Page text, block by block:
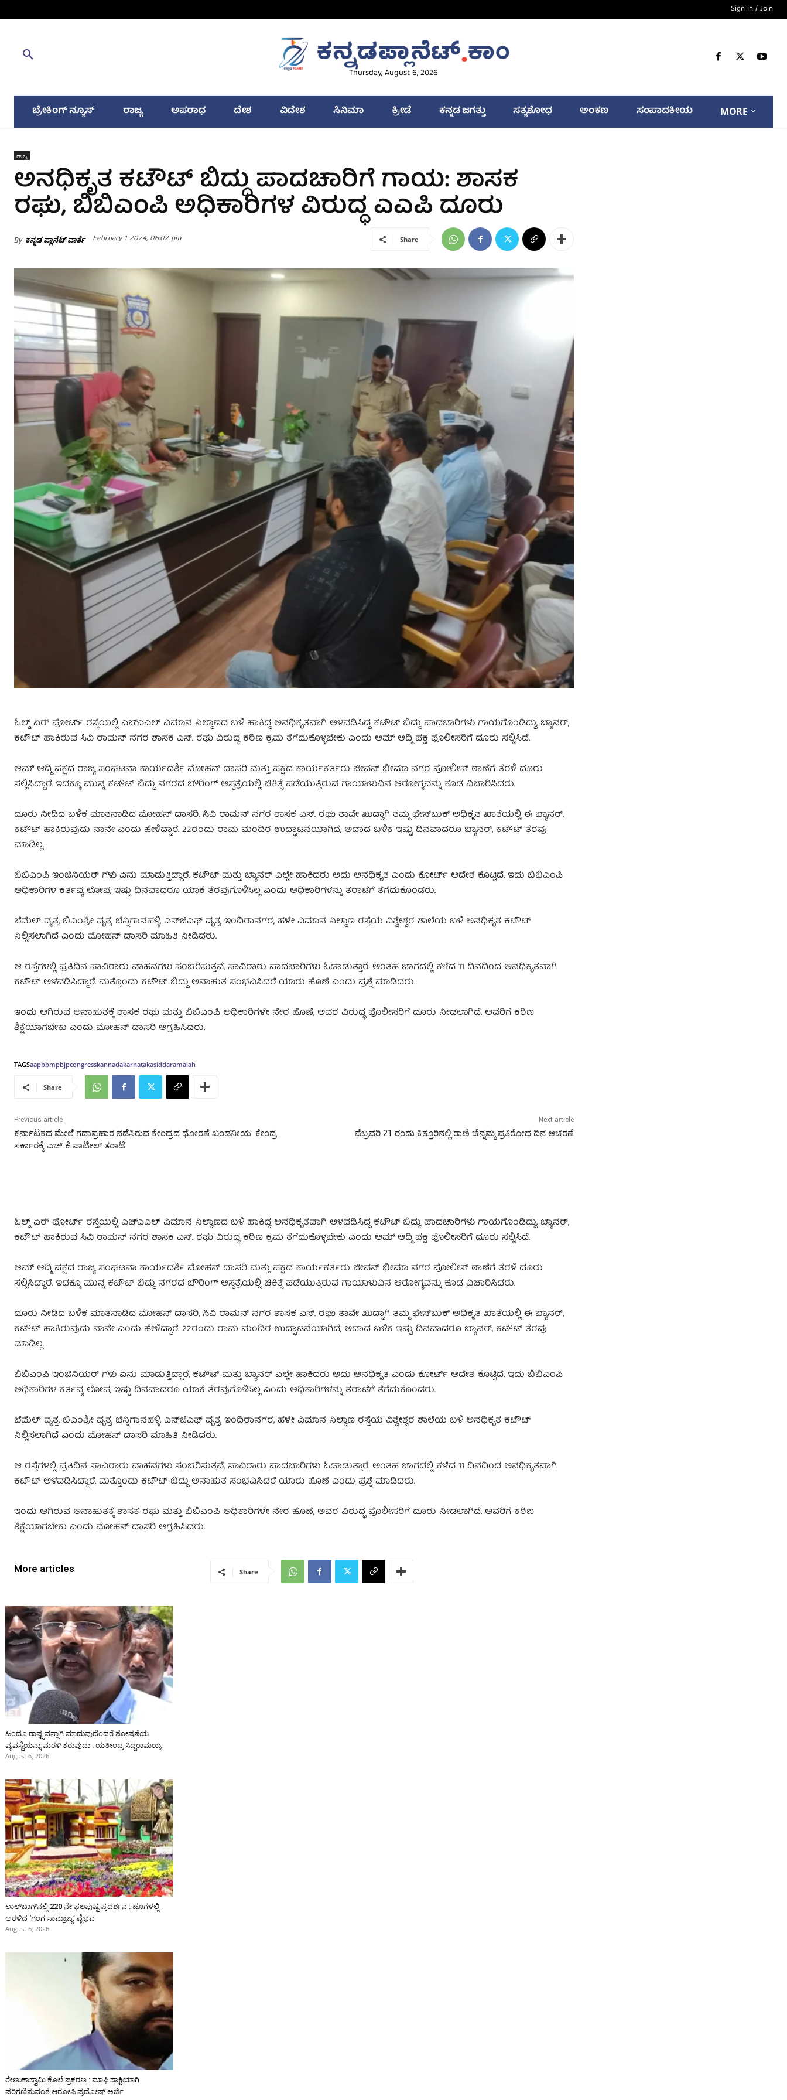
Sign in / Join
Thursday, August 6, 2026
ಬ್ರೇಕಿಂಗ್ ನ್ಯೂಸ್ ರಾಜ್ಯ ಅಪರಾಧ ದೇಶ ವಿದೇಶ ಸಿನಿಮಾ ಕ್ರೀಡೆ ಕನ್ನಡ ಜಗತ್ತು ಸತ್ಯಶೋಧ ಅಂಕಣ ಸಂಪಾದಕೀಯ MORE
ರಾಜ್ಯ
ಅನಧಿಕೃತ ಕಟೌಟ್ ಬಿದ್ದು ಪಾದಚಾರಿಗೆ ಗಾಯ: ಶಾಸಕ
ರಘು, ಬಿಬಿಎಂಪಿ ಅಧಿಕಾರಿಗಳ ವಿರುದ್ಧ ಎಎಪಿ ದೂರು
By ಕನ್ನಡ ಪ್ಲಾನೆಟ್ ವಾರ್ತೆ February 1 2024, 06:02 pm Share
ಓಲ್ಡ್ ಏರ್‍ ಪೋರ್ಟ್ ರಸ್ತೆಯಲ್ಲಿ ಎಚ್ಎಎಲ್ ವಿಮಾನ ನಿಲ್ದಾಣದ ಬಳಿ ಹಾಕಿದ್ದ ಅನಧಿಕೃತವಾಗಿ ಅಳವಡಿಸಿದ್ದ ಕಟೌಟ್ ಬಿದ್ದು ಪಾದಚಾರಿಗಳು ಗಾಯಗೊಂಡಿದ್ದು, ಬ್ಯಾನರ್,
ಕಟೌಟ್ ಹಾಕಿರುವ ಸಿವಿ ರಾಮನ್ ನಗರ ಶಾಸಕ ಎಸ್‌. ರಘು ವಿರುದ್ಧ ಕಠಿಣ ಕ್ರಮ ತೆಗೆದುಕೊಳ್ಳಬೇಕು ಎಂದು ಆಮ್ ಆದ್ಮಿ ಪಕ್ಷ ಪೊಲೀಸರಿಗೆ ದೂರು ಸಲ್ಲಿಸಿದೆ.
ಆಮ್ ಆದ್ಮಿ ಪಕ್ಷದ ರಾಜ್ಯ ಸಂಘಟನಾ ಕಾರ್ಯದರ್ಶಿ ಮೋಹನ್ ದಾಸರಿ ಮತ್ತು ಪಕ್ಷದ ಕಾರ್ಯಕರ್ತರು ಜೀವನ್ ಭೀಮಾ ನಗರ ಪೋಲೀಸ್ ಠಾಣೆಗೆ ತೆರಳಿ ದೂರು
ಸಲ್ಲಿಸಿದ್ದಾರೆ. ಇದಕ್ಕೂ ಮುನ್ನ ಕಟೌಟ್ ಬಿದ್ದು ನಗರದ ಬೌರಿಂಗ್ ಆಸ್ಪತ್ರೆಯಲ್ಲಿ ಚಿಕಿತ್ಸೆ ಪಡೆಯುತ್ತಿರುವ ಗಾಯಾಳುವಿನ ಆರೋಗ್ಯವನ್ನು ಕೂಡ ವಿಚಾರಿಸಿದರು.
ದೂರು ನೀಡಿದ ಬಳಿಕ ಮಾತನಾಡಿದ ಮೋಹನ್ ದಾಸರಿ, ಸಿವಿ ರಾಮನ್ ನಗರ ಶಾಸಕ ಎಸ್‌. ರಘು ತಾವೇ ಖುದ್ದಾಗಿ ತಮ್ಮ ಫೇಸ್‌ಬುಕ್ ಅಧಿಕೃತ ಖಾತೆಯಲ್ಲಿ ಈ ಬ್ಯಾನರ್,
ಕಟೌಟ್ ಹಾಕಿರುವುದು ನಾನೇ ಎಂದು ಹೇಳಿದ್ದಾರೆ. 22ರಂದು ರಾಮ ಮಂದಿರ ಉದ್ಘಾಟನೆಯಾಗಿದೆ, ಅದಾದ ಬಳಿಕ ಇಷ್ಟು ದಿನವಾದರೂ ಬ್ಯಾನರ್, ಕಟೌಟ್ ತೆರವು
ಮಾಡಿಲ್ಲ.
ಬಿಬಿಎಂಪಿ ಇಂಜಿನಿಯರ್ ಗಳು ಏನು ಮಾಡುತ್ತಿದ್ದಾರೆ, ಕಟೌಟ್‌ ಮತ್ತು ಬ್ಯಾನರ್ ಎಲ್ಲೇ ಹಾಕಿದರು ಅದು ಅನಧಿಕೃತ ಎಂದು ಕೋರ್ಟ್ ಆದೇಶ ಕೊಟ್ಟಿದೆ. ಇದು ಬಿಬಿಎಂಪಿ
ಅಧಿಕಾರಿಗಳ ಕರ್ತವ್ಯ ಲೋಪ, ಇಷ್ಟು ದಿನವಾದರೂ ಯಾಕೆ ತೆರವುಗೊಳಿಸಿಲ್ಲ ಎಂದು ಅಧಿಕಾರಿಗಳನ್ನು ತರಾಟೆಗೆ ತೆಗೆದುಕೊಂಡರು.
ಬೆಮೆಲ್ ವೃತ್ತ, ಬಿಎಂಶ್ರೀ ವೃತ್ತ, ಬೆನ್ನಿಗಾನಹಳ್ಳಿ, ಎನ್‌ಜಿಎಫ್ ವೃತ್ತ, ಇಂದಿರಾನಗರ, ಹಳೇ ವಿಮಾನ ನಿಲ್ದಾಣ ರಸ್ತೆಯ ವಿಶ್ವೇಶ್ವರ ಶಾಲೆಯ ಬಳಿ ಅನಧಿಕೃತ ಕಟೌಟ್
ನಿಲ್ಲಿಸಲಾಗಿದೆ ಎಂದು ಮೋಹನ್ ದಾಸರಿ ಮಾಹಿತಿ ನೀಡಿದರು.
ಆ ರಸ್ತೆಗಳಲ್ಲಿ ಪ್ರತಿದಿನ ಸಾವಿರಾರು ವಾಹನಗಳು ಸಂಚರಿಸುತ್ತವೆ, ಸಾವಿರಾರು ಪಾದಚಾರಿಗಳು ಓಡಾಡುತ್ತಾರೆ. ಅಂತಹ ಜಾಗದಲ್ಲಿ ಕಳೆದ 11 ದಿನದಿಂದ ಅನಧಿಕೃತವಾಗಿ
ಕಟೌಟ್ ಅಳವಡಿಸಿದ್ದಾರೆ. ಮತ್ತೊಂದು ಕಟೌಟ್ ಬಿದ್ದು ಅನಾಹುತ ಸಂಭವಿಸಿದರೆ ಯಾರು ಹೊಣೆ ಎಂದು ಪ್ರಶ್ನೆ ಮಾಡಿದರು.
ಇಂದು ಆಗಿರುವ ಅನಾಹುತಕ್ಕೆ ಶಾಸಕ ರಘು ಮತ್ತು ಬಿಬಿಎಂಪಿ ಅಧಿಕಾರಿಗಳೇ ನೇರ ಹೊಣೆ, ಅವರ ವಿರುದ್ಧ ಪೊಲೀಸರಿಗೆ ದೂರು ನೀಡಲಾಗಿದೆ. ಅವರಿಗೆ ಕಠಿಣ
ಶಿಕ್ಷೆಯಾಗಬೇಕು ಎಂದು ಮೋಹನ್ ದಾಸರಿ ಆಗ್ರಹಿಸಿದರು.
TAGSaapbbmpbjpcongresskannadakarnatakasiddaramaiah
Share
Previous article
ಕರ್ನಾಟಕದ ಮೇಲೆ ಗದಾಪ್ರಹಾರ ನಡೆಸಿರುವ ಕೇಂದ್ರದ ಧೋರಣೆ ಖಂಡನೀಯ: ಕೇಂದ್ರ
ಸರ್ಕಾರಕ್ಕೆ ಎಚ್ ಕೆ ಪಾಟೀಲ್ ತರಾಟೆ
Next article
ಪೆಬ್ರವರಿ 21 ರಂದು ಕಿತ್ತೂರಿನಲ್ಲಿ ರಾಣಿ ಚೆನ್ನಮ್ಮ ಪ್ರತಿರೋಧ ದಿನ ಆಚರಣೆ
ಓಲ್ಡ್ ಏರ್‍ ಪೋರ್ಟ್ ರಸ್ತೆಯಲ್ಲಿ ಎಚ್ಎಎಲ್ ವಿಮಾನ ನಿಲ್ದಾಣದ ಬಳಿ ಹಾಕಿದ್ದ ಅನಧಿಕೃತವಾಗಿ ಅಳವಡಿಸಿದ್ದ ಕಟೌಟ್ ಬಿದ್ದು ಪಾದಚಾರಿಗಳು ಗಾಯಗೊಂಡಿದ್ದು, ಬ್ಯಾನರ್,
ಕಟೌಟ್ ಹಾಕಿರುವ ಸಿವಿ ರಾಮನ್ ನಗರ ಶಾಸಕ ಎಸ್‌. ರಘು ವಿರುದ್ಧ ಕಠಿಣ ಕ್ರಮ ತೆಗೆದುಕೊಳ್ಳಬೇಕು ಎಂದು ಆಮ್ ಆದ್ಮಿ ಪಕ್ಷ ಪೊಲೀಸರಿಗೆ ದೂರು ಸಲ್ಲಿಸಿದೆ.
ಆಮ್ ಆದ್ಮಿ ಪಕ್ಷದ ರಾಜ್ಯ ಸಂಘಟನಾ ಕಾರ್ಯದರ್ಶಿ ಮೋಹನ್ ದಾಸರಿ ಮತ್ತು ಪಕ್ಷದ ಕಾರ್ಯಕರ್ತರು ಜೀವನ್ ಭೀಮಾ ನಗರ ಪೋಲೀಸ್ ಠಾಣೆಗೆ ತೆರಳಿ ದೂರು
ಸಲ್ಲಿಸಿದ್ದಾರೆ. ಇದಕ್ಕೂ ಮುನ್ನ ಕಟೌಟ್ ಬಿದ್ದು ನಗರದ ಬೌರಿಂಗ್ ಆಸ್ಪತ್ರೆಯಲ್ಲಿ ಚಿಕಿತ್ಸೆ ಪಡೆಯುತ್ತಿರುವ ಗಾಯಾಳುವಿನ ಆರೋಗ್ಯವನ್ನು ಕೂಡ ವಿಚಾರಿಸಿದರು.
ದೂರು ನೀಡಿದ ಬಳಿಕ ಮಾತನಾಡಿದ ಮೋಹನ್ ದಾಸರಿ, ಸಿವಿ ರಾಮನ್ ನಗರ ಶಾಸಕ ಎಸ್‌. ರಘು ತಾವೇ ಖುದ್ದಾಗಿ ತಮ್ಮ ಫೇಸ್‌ಬುಕ್ ಅಧಿಕೃತ ಖಾತೆಯಲ್ಲಿ ಈ ಬ್ಯಾನರ್,
ಕಟೌಟ್ ಹಾಕಿರುವುದು ನಾನೇ ಎಂದು ಹೇಳಿದ್ದಾರೆ. 22ರಂದು ರಾಮ ಮಂದಿರ ಉದ್ಘಾಟನೆಯಾಗಿದೆ, ಅದಾದ ಬಳಿಕ ಇಷ್ಟು ದಿನವಾದರೂ ಬ್ಯಾನರ್, ಕಟೌಟ್ ತೆರವು
ಮಾಡಿಲ್ಲ.
ಬಿಬಿಎಂಪಿ ಇಂಜಿನಿಯರ್ ಗಳು ಏನು ಮಾಡುತ್ತಿದ್ದಾರೆ, ಕಟೌಟ್‌ ಮತ್ತು ಬ್ಯಾನರ್ ಎಲ್ಲೇ ಹಾಕಿದರು ಅದು ಅನಧಿಕೃತ ಎಂದು ಕೋರ್ಟ್ ಆದೇಶ ಕೊಟ್ಟಿದೆ. ಇದು ಬಿಬಿಎಂಪಿ
ಅಧಿಕಾರಿಗಳ ಕರ್ತವ್ಯ ಲೋಪ, ಇಷ್ಟು ದಿನವಾದರೂ ಯಾಕೆ ತೆರವುಗೊಳಿಸಿಲ್ಲ ಎಂದು ಅಧಿಕಾರಿಗಳನ್ನು ತರಾಟೆಗೆ ತೆಗೆದುಕೊಂಡರು.
ಬೆಮೆಲ್ ವೃತ್ತ, ಬಿಎಂಶ್ರೀ ವೃತ್ತ, ಬೆನ್ನಿಗಾನಹಳ್ಳಿ, ಎನ್‌ಜಿಎಫ್ ವೃತ್ತ, ಇಂದಿರಾನಗರ, ಹಳೇ ವಿಮಾನ ನಿಲ್ದಾಣ ರಸ್ತೆಯ ವಿಶ್ವೇಶ್ವರ ಶಾಲೆಯ ಬಳಿ ಅನಧಿಕೃತ ಕಟೌಟ್
ನಿಲ್ಲಿಸಲಾಗಿದೆ ಎಂದು ಮೋಹನ್ ದಾಸರಿ ಮಾಹಿತಿ ನೀಡಿದರು.
ಆ ರಸ್ತೆಗಳಲ್ಲಿ ಪ್ರತಿದಿನ ಸಾವಿರಾರು ವಾಹನಗಳು ಸಂಚರಿಸುತ್ತವೆ, ಸಾವಿರಾರು ಪಾದಚಾರಿಗಳು ಓಡಾಡುತ್ತಾರೆ. ಅಂತಹ ಜಾಗದಲ್ಲಿ ಕಳೆದ 11 ದಿನದಿಂದ ಅನಧಿಕೃತವಾಗಿ
ಕಟೌಟ್ ಅಳವಡಿಸಿದ್ದಾರೆ. ಮತ್ತೊಂದು ಕಟೌಟ್ ಬಿದ್ದು ಅನಾಹುತ ಸಂಭವಿಸಿದರೆ ಯಾರು ಹೊಣೆ ಎಂದು ಪ್ರಶ್ನೆ ಮಾಡಿದರು.
ಇಂದು ಆಗಿರುವ ಅನಾಹುತಕ್ಕೆ ಶಾಸಕ ರಘು ಮತ್ತು ಬಿಬಿಎಂಪಿ ಅಧಿಕಾರಿಗಳೇ ನೇರ ಹೊಣೆ, ಅವರ ವಿರುದ್ಧ ಪೊಲೀಸರಿಗೆ ದೂರು ನೀಡಲಾಗಿದೆ. ಅವರಿಗೆ ಕಠಿಣ
ಶಿಕ್ಷೆಯಾಗಬೇಕು ಎಂದು ಮೋಹನ್ ದಾಸರಿ ಆಗ್ರಹಿಸಿದರು.
More articles
ಹಿಂದೂ ರಾಷ್ಟ್ರವನ್ನಾಗಿ ಮಾಡುವುದೆಂದರೆ ಶೋಷಣೆಯ
ವ್ಯವಸ್ಥೆಯನ್ನು ಮರಳಿ ತರುವುದು : ಯತೀಂದ್ರ ಸಿದ್ದರಾಮಯ್ಯ
August 6, 2026
ಲಾಲ್‍ಬಾಗ್‍ನಲ್ಲಿ 220 ನೇ ಫಲಪುಷ್ಪ ಪ್ರದರ್ಶನ : ಹೂಗಳಲ್ಲಿ
ಅರಳಿದ ‘ಗಂಗ ಸಾಮ್ರಾಜ್ಯ’ ವೈಭವ
August 6, 2026
ರೇಣುಕಾಸ್ವಾಮಿ ಕೊಲೆ ಪ್ರಕರಣ : ಮಾಫಿ ಸಾಕ್ಷಿಯಾಗಿ
ಪರಿಗಣಿಸುವಂತೆ ಆರೋಪಿ ಪ್ರದೋಷ್‌ ಅರ್ಜಿ
Share